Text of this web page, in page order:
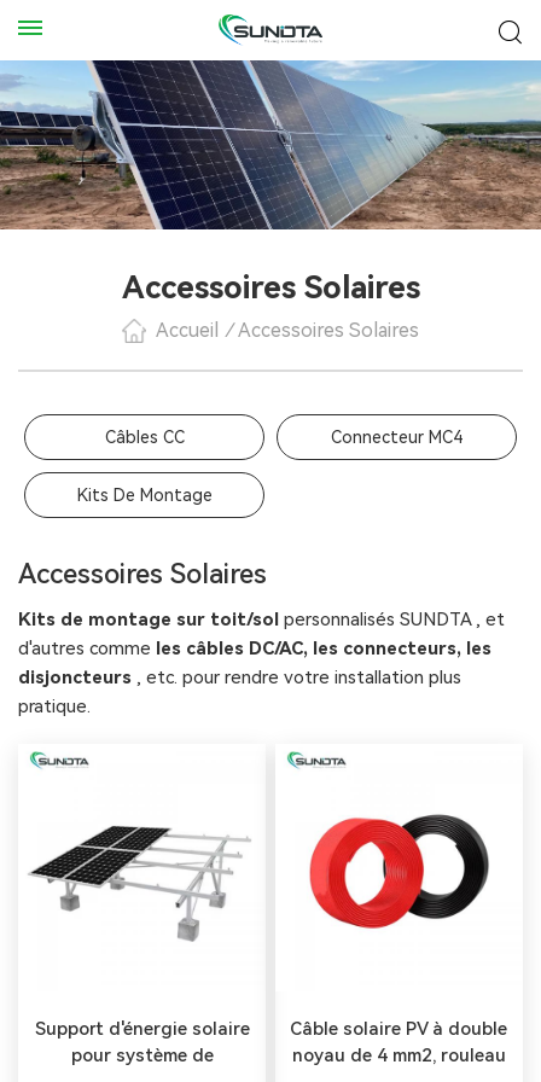
Accessoires Solaires
Accueil / Accessoires Solaires
Câbles CC Connecteur MC4
Kits De Montage
Accessoires Solaires
Kits de montage sur toit/sol personnalisés SUNDTA , et
d'autres comme les câbles DC/AC, les connecteurs, les
disjoncteurs , etc. pour rendre votre installation plus
pratique.
Support d'énergie solaire
pour système de
Câble solaire PV à double
noyau de 4 mm2, rouleau